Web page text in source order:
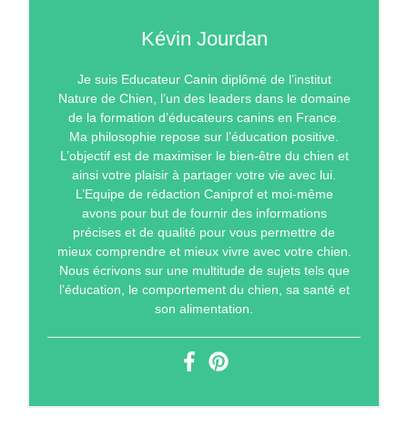
Kévin Jourdan
Je suis Educateur Canin diplômé de l’institut
Nature de Chien, l’un des leaders dans le domaine
de la formation d’éducateurs canins en France.
Ma philosophie repose sur l’éducation positive.
L’objectif est de maximiser le bien-être du chien et
ainsi votre plaisir à partager votre vie avec lui.
L’Equipe de rédaction Caniprof et moi-même
avons pour but de fournir des informations
précises et de qualité pour vous permettre de
mieux comprendre et mieux vivre avec votre chien.
Nous écrivons sur une multitude de sujets tels que
l’éducation, le comportement du chien, sa santé et
son alimentation.